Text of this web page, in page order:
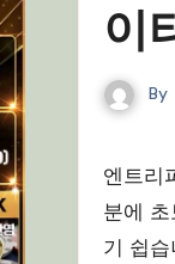
이
By
엔트리파워볼은 국내에서 가장 많은 유저가 참여하는 즉시 복권 게임 중 하나입니다. 빠른 회차 진행과 간단한 규칙 덕
분에
기 쉽